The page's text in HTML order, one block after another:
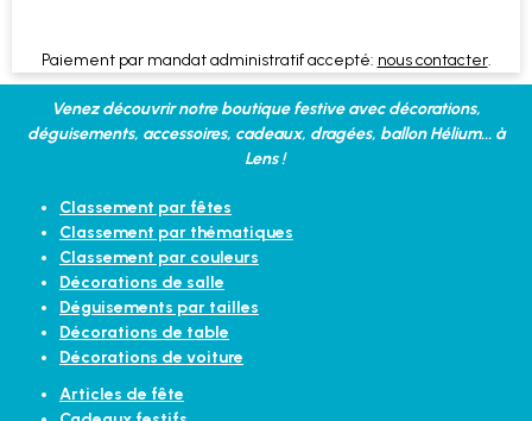
Paiement par mandat administratif accepté: nous contacter.
Venez découvrir notre boutique festive avec décorations,
déguisements, accessoires, cadeaux, dragées, ballon Hélium... à
Lens !
Classement par fêtes
Classement par thématiques
Classement par couleurs
Décorations de salle
Déguisements par tailles
Décorations de table
Décorations de voiture
Articles de fête